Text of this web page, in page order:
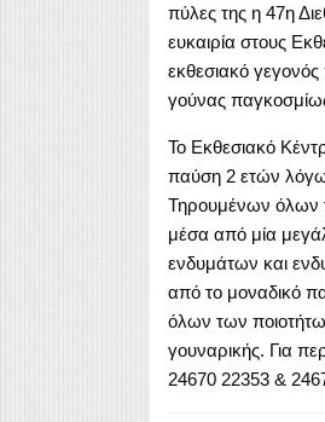
πύλες της η 47η
ευκαιρία στους
εκθεσιακό
γούνας
Το Εκθεσιακό
παύση 2 ετών λόγω
Τηρουμένων όλων
μέσα από μία
ενδυμάτων και
από το μοναδικό
όλων των
γουναρικής. Για
24670 22353 &